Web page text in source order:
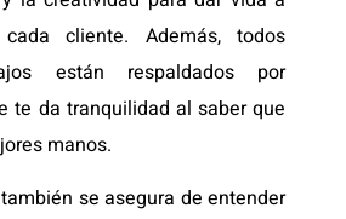
cliente. Además, todos
están respaldados por
te da tranquilidad al saber que
manos.
se asegura de entender